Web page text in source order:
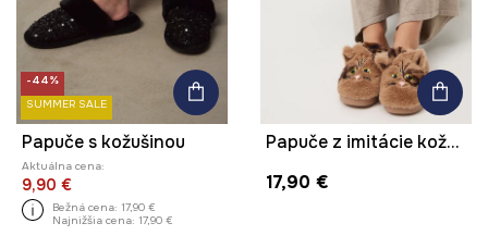
-44%
SUMMER SALE
Papuče s kožušinou
Aktuálna cena:
9,90 €
Bežná cena: 17,90 €
Najnižšia cena: 17,90 €
Papuče z imitácie kožušiny
17,90 €